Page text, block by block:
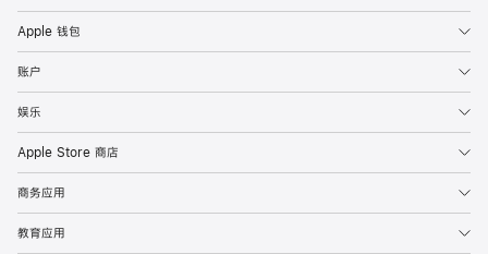
Apple 钱包
账户
娱乐
Apple Store 商店
商务应用
教育应用